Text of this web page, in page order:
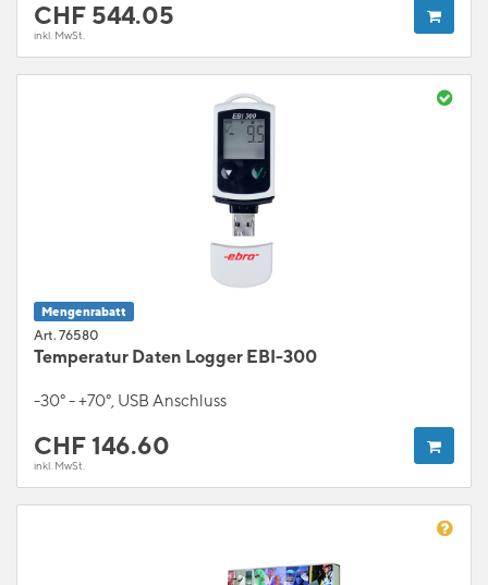
CHF 544.05
inkl. MwSt.
Mengenrabatt
Art. 76580
Temperatur Daten Logger EBI-300
-30° - +70°, USB Anschluss
CHF 146.60
inkl. MwSt.